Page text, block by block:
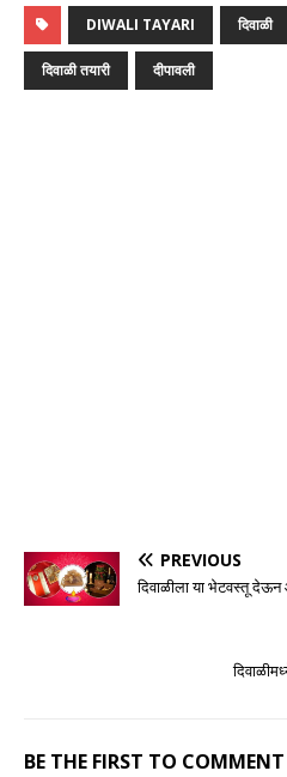
DIWALI TAYARI दिवाळी
दिवाळी तयारी दीपावली
PREVIOUS
दिवाळीला या भेटवस्तू देऊन
BE THE FIRST TO COMMENT